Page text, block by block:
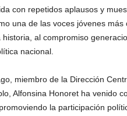
con repetidos aplausos y
una de las voces jóvenes más
al compromiso
nacional.
miembro de la Dirección
Alfonsina Honoret ha venido
la participación